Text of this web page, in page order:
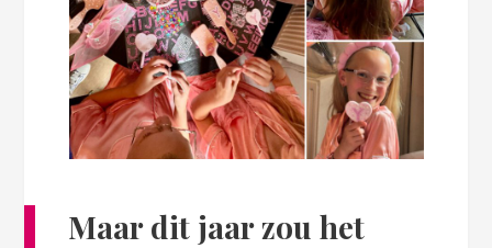
Maar dit jaar zou het